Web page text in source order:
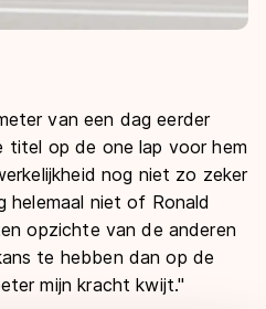
van een dag eerder
titel op de one lap voor hem
nog niet zo zeker
helemaal niet of Ronald
opzichte van de anderen
te hebben dan op de
mijn kracht kwijt."